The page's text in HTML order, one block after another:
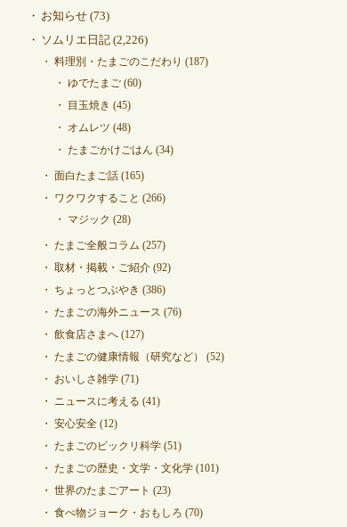
お知らせ (73)
ソムリエ日記 (2,226)
料理別・たまごのこだわり (187)
ゆでたまご (60)
目玉焼き (45)
オムレツ (48)
たまごかけごはん (34)
面白たまご話 (165)
ワクワクすること (266)
マジック (28)
たまご全般コラム (257)
取材・掲載・ご紹介 (92)
ちょっとつぶやき (386)
たまごの海外ニュース (76)
飲食店さまへ (127)
たまごの健康情報（研究など）
(52)
おいしさ雑学 (71)
ニュースに考える (41)
安心安全 (12)
たまごのビックリ科学 (51)
たまごの歴史・文学・文化学 (101)
世界のたまごアート (23)
食べ物ジョーク・おもしろ (70)